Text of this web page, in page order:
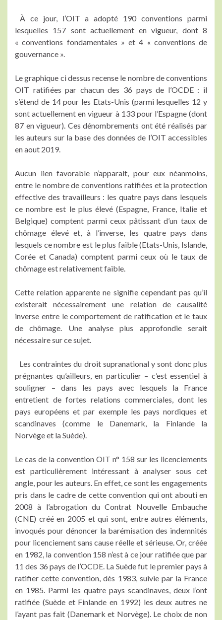
À ce jour, l’OIT a adopté 190 conventions parmi
lesquelles 157 sont actuellement en vigueur, dont 8
« conventions fondamentales » et 4 « conventions de
gouvernance ».
Le graphique ci dessus recense le nombre de conventions
OIT ratifiées par chacun des 36 pays de l’OCDE : il
s’étend de 14 pour les Etats-Unis (parmi lesquelles 12 y
sont actuellement en vigueur à 133 pour l’Espagne (dont
87 en vigueur). Ces dénombrements ont été réalisés par
les auteurs sur la base des données de l’OIT accessibles
en aout 2019.
Aucun lien favorable n’apparait, pour eux néanmoins,
entre le nombre de conventions ratifiées et la protection
effective des travailleurs : les quatre pays dans lesquels
ce nombre est le plus élevé (Espagne, France, Italie et
Belgique) comptent parmi ceux pâtissant d’un taux de
chômage élevé et, à l’inverse, les quatre pays dans
lesquels ce nombre est le plus faible (Etats-Unis, Islande,
Corée et Canada) comptent parmi ceux où le taux de
chômage est relativement faible.
Cette relation apparente ne signifie cependant pas qu’il
existerait nécessairement une relation de causalité
inverse entre le comportement de ratification et le taux
de chômage. Une analyse plus approfondie serait
nécessaire sur ce sujet.
Les contraintes du droit supranational y sont donc plus
prégnantes qu’ailleurs, en particulier – c’est essentiel à
souligner – dans les pays avec lesquels la France
entretient de fortes relations commerciales, dont les
pays européens et par exemple les pays nordiques et
scandinaves (comme le Danemark, la Finlande la
Norvège et la Suède).
Le cas de la convention OIT n° 158 sur les licenciements
est particulièrement intéressant à analyser sous cet
angle, pour les auteurs. En effet, ce sont les engagements
pris dans le cadre de cette convention qui ont abouti en
2008 à l’abrogation du Contrat Nouvelle Embauche
(CNE) créé en 2005 et qui sont, entre autres éléments,
invoqués pour dénoncer la barémisation des indemnités
pour licenciement sans cause réelle et sérieuse. Or, créée
en 1982, la convention 158 n’est à ce jour ratifiée que par
11 des 36 pays de l’OCDE. La Suède fut le premier pays à
ratifier cette convention, dès 1983, suivie par la France
en 1985. Parmi les quatre pays scandinaves, deux l’ont
ratifiée (Suède et Finlande en 1992) les deux autres ne
l’ayant pas fait (Danemark et Norvège). Le choix de non